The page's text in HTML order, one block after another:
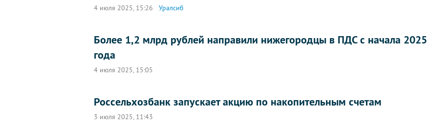
4 июля 2025, 15:26 Уралсиб
Более 1,2 млрд рублей направили нижегородцы в ПДС с начала 2025
года
4 июля 2025, 15:05
Россельхозбанк запускает акцию по накопительным счетам
3 июля 2025, 11:43